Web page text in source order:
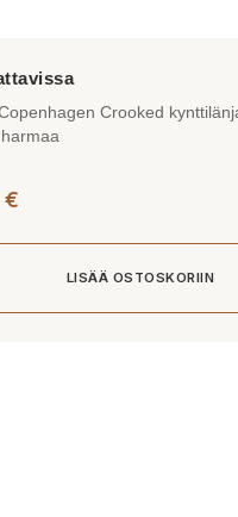
Crooked
€
LISÄÄ OSTOSKORIIN